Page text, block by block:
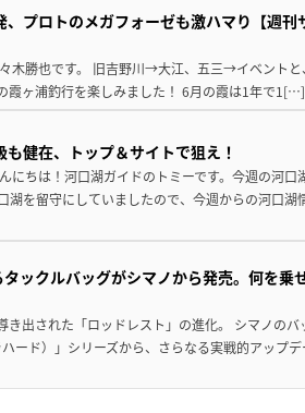
プロトのメガフォーゼも激ハマり【週刊
勝也です。 旧吉野川→大江、五三→イベントと、
霞ヶ浦釣行を楽しみました！ 6月の霞は1年で1[…]
健在、トップ＆サイトで狙え！
にちは！河口湖ガイドのトミーです。今週の河口
湖を留守にしていましたので、今週からの河口湖
ックルバッグがシマノから発売。何を乗
き出された「ロッドレスト」の進化。 シマノのバ
ード）」シリーズから、さらなる実戦的アップデ